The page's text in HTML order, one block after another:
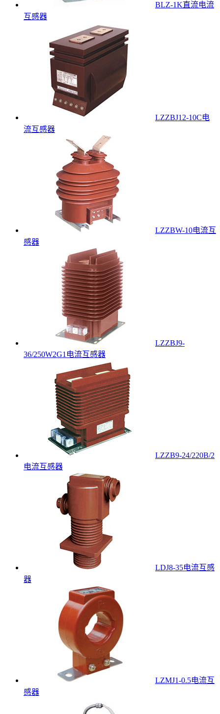
BLZ-1K直流电流
互感器
LZZBJ12-10C电
流互感器
LZZBW-10电流互
感器
LZZBJ9-
36/250W2G1电流互感器
LZZB9-24/220B/2
电流互感器
LDJ8-35电流互感
器
LZMJ1-0.5电流互
感器